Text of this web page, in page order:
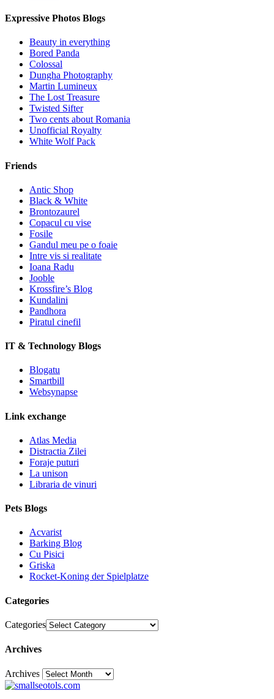
Expressive Photos Blogs
Beauty in everything
Bored Panda
Colossal
Dungha Photography
Martin Lumineux
The Lost Treasure
Twisted Sifter
Two cents about Romania
Unofficial Royalty
White Wolf Pack
Friends
Antic Shop
Black & White
Brontozaurel
Copacul cu vise
Fosile
Gandul meu pe o foaie
Intre vis si realitate
Ioana Radu
Jooble
Krossfire’s Blog
Kundalini
Pandhora
Piratul cinefil
IT & Technology Blogs
Blogatu
Smartbill
Websynapse
Link exchange
Atlas Media
Distractia Zilei
Foraje puturi
La unison
Libraria de vinuri
Pets Blogs
Acvarist
Barking Blog
Cu Pisici
Griska
Rocket-Koning der Spielplatze
Categories
Categories
Archives
Archives30